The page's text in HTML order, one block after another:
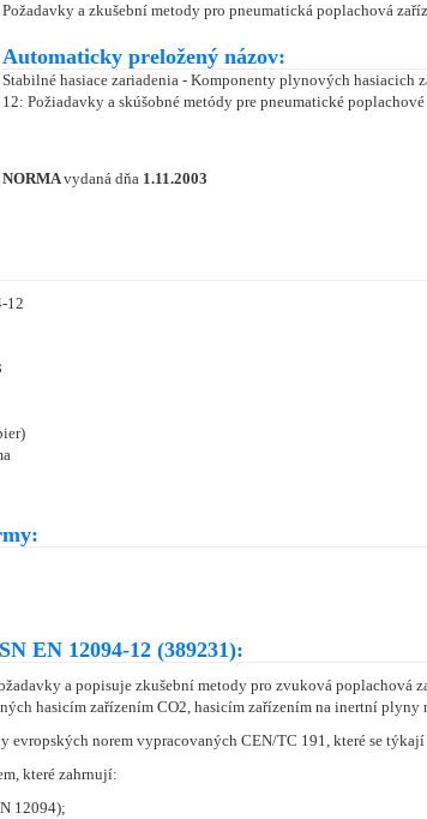
Požadavky a zkušební metody pro pneumatická poplachová
Automaticky preložený názov:
Stabilné hasiace zariadenia - Komponenty plynových hasiacich
12: Požiadavky a skúšobné metódy pre pneumatické
NORMAvydaná dňa 1.11.2003
12
EN 12094-12 (389231):
a popisuje zkušební metody pro zvuková
hasicím zařízením CO2, hasicím zařízením na inertní
evropských norem vypracovaných CEN/TC 191, které se
které zahrnují:
12094);